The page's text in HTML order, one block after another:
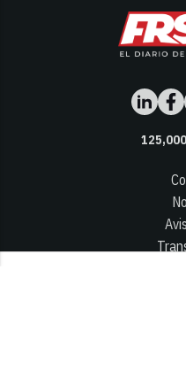
125,000